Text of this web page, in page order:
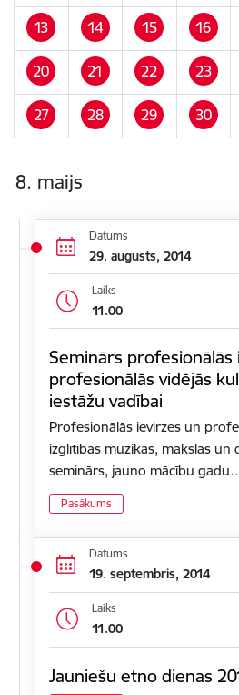
13 14 15 16
20 21 22 23
27 28 29 30
8. maijs
Datums
29. augusts, 2014
Laiks
11.00
Seminārs profesionālās
profesionālās vidējās
iestāžu vadībai
Profesionālās ievirzes un
izglītības mūzikas, mākslas un
seminārs, jauno mācību
Pasākums
Datums
19. septembris, 2014
Laiks
11.00
Jauniešu etno dienas